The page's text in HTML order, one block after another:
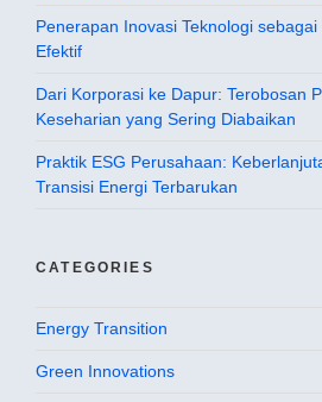
Penerapan Inovasi Teknologi
Efektif
Dari Korporasi ke Dapur: Terobosan
Keseharian yang Sering Diabaikan
Praktik ESG Perusahaan:
Transisi Energi Terbarukan
CATEGORIES
Energy Transition
Green Innovations